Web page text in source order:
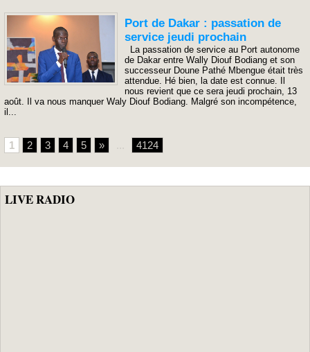
Port de Dakar : passation de
service jeudi prochain
La passation de service au Port autonome
de Dakar entre Wally Diouf Bodiang et son
successeur Doune Pathé Mbengue était très
attendue. Hé bien, la date est connue. Il
nous revient que ce sera jeudi prochain, 13
août. Il va nous manquer Waly Diouf Bodiang. Malgré son incompétence,
il...
1 2 3 4 5 » 4124
LIVE RADIO